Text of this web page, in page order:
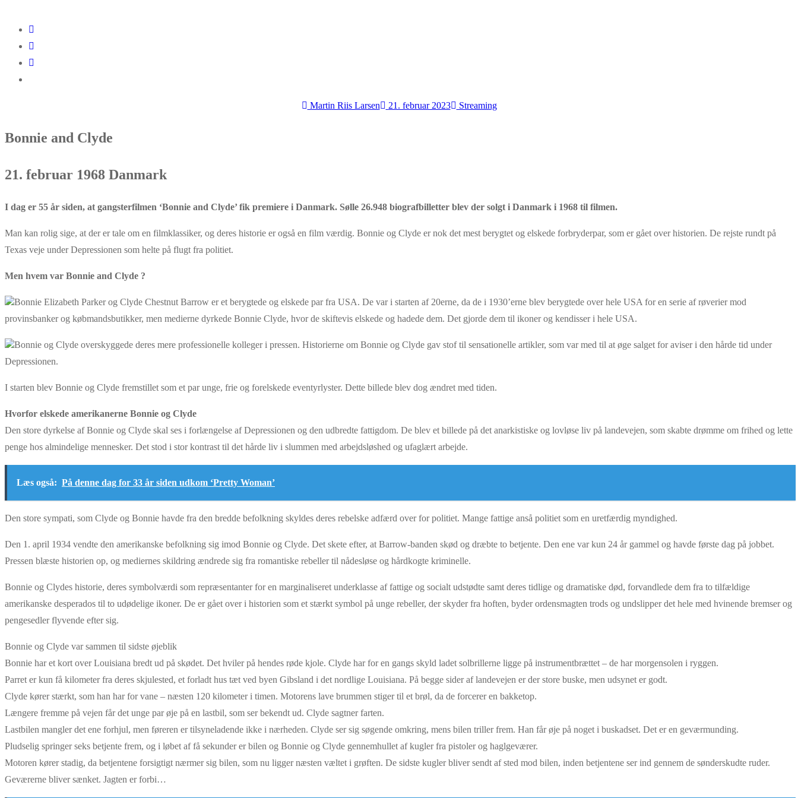
Martin Riis Larsen 21. februar 2023 Streaming
Bonnie and Clyde
21. februar 1968 Danmark
I dag er 55 år siden, at gangsterfilmen ‘Bonnie and Clyde’ fik premiere i Danmark. Sølle 26.948 biografbilletter blev der solgt i Danmark i 1968 til filmen.
Man kan rolig sige, at der er tale om en filmklassiker, og deres historie er også en film værdig. Bonnie og Clyde er nok det mest berygtet og elskede forbryderpar, som er gået over historien. De rejste rundt på
Texas veje under Depressionen som helte på flugt fra politiet.
Men hvem var Bonnie and Clyde ?
Bonnie Elizabeth Parker og Clyde Chestnut Barrow er et berygtede og elskede par fra USA. De var i starten af 20erne, da de i 1930’erne blev berygtede over hele USA for en serie af røverier mod
provinsbanker og købmandsbutikker, men medierne dyrkede Bonnie Clyde, hvor de skiftevis elskede og hadede dem. Det gjorde dem til ikoner og kendisser i hele USA.
Bonnie og Clyde overskyggede deres mere professionelle kolleger i pressen. Historierne om Bonnie og Clyde gav stof til sensationelle artikler, som var med til at øge salget for aviser i den hårde tid under
Depressionen.
I starten blev Bonnie og Clyde fremstillet som et par unge, frie og forelskede eventyrlyster. Dette billede blev dog ændret med tiden.
Hvorfor elskede amerikanerne Bonnie og Clyde
Den store dyrkelse af Bonnie og Clyde skal ses i forlængelse af Depressionen og den udbredte fattigdom. De blev et billede på det anarkistiske og lovløse liv på landevejen, som skabte drømme om frihed og lette
penge hos almindelige mennesker. Det stod i stor kontrast til det hårde liv i slummen med arbejdsløshed og ufaglært arbejde.
Læs også: På denne dag for 33 år siden udkom ‘Pretty Woman’
Den store sympati, som Clyde og Bonnie havde fra den bredde befolkning skyldes deres rebelske adfærd over for politiet. Mange fattige anså politiet som en uretfærdig myndighed.
Den 1. april 1934 vendte den amerikanske befolkning sig imod Bonnie og Clyde. Det skete efter, at Barrow-banden skød og dræbte to betjente. Den ene var kun 24 år gammel og havde første dag på jobbet.
Pressen blæste historien op, og mediernes skildring ændrede sig fra romantiske rebeller til nådesløse og hårdkogte kriminelle.
Bonnie og Clydes historie, deres symbolværdi som repræsentanter for en marginaliseret underklasse af fattige og socialt udstødte samt deres tidlige og dramatiske død, forvandlede dem fra to tilfældige
amerikanske desperados til to udødelige ikoner. De er gået over i historien som et stærkt symbol på unge rebeller, der skyder fra hoften, byder ordensmagten trods og undslipper det hele med hvinende bremser og
pengesedler flyvende efter sig.
Bonnie og Clyde var sammen til sidste øjeblik
Bonnie har et kort over Louisiana bredt ud på skødet. Det hviler på hendes røde kjole. Clyde har for en gangs skyld ladet solbrillerne ligge på instrumentbrættet – de har morgensolen i ryggen.
Parret er kun få kilometer fra deres skjulested, et forladt hus tæt ved byen Gibsland i det nordlige Louisiana. På begge sider af landevejen er der store buske, men udsynet er godt.
Clyde kører stærkt, som han har for vane – næsten 120 kilometer i timen. Motorens lave brummen stiger til et brøl, da de forcerer en bakketop.
Længere fremme på vejen får det unge par øje på en lastbil, som ser bekendt ud. Clyde sagtner farten.
Lastbilen mangler det ene forhjul, men føreren er tilsyneladende ikke i nærheden. Clyde ser sig søgende omkring, mens bilen triller frem. Han får øje på noget i buskadset. Det er en geværmunding.
Pludselig springer seks betjente frem, og i løbet af få sekunder er bilen og Bonnie og Clyde gennemhullet af kugler fra pistoler og haglgeværer.
Motoren kører stadig, da betjentene forsigtigt nærmer sig bilen, som nu ligger næsten væltet i grøften. De sidste kugler bliver sendt af sted mod bilen, inden betjentene ser ind gennem de sønderskudte ruder.
Geværerne bliver sænket. Jagten er forbi…